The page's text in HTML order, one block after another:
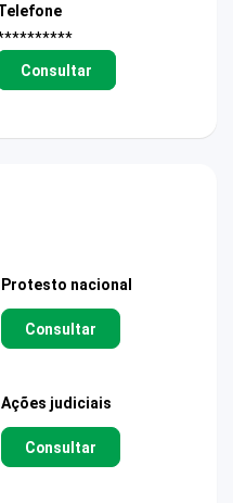
Consultar
Protesto nacional
Consultar
Ações judiciais
Consultar